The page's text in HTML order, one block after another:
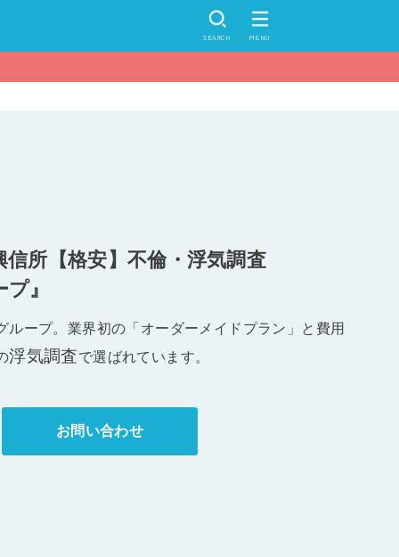
SEARCH MENU
信所【格安】不倫・浮気調査
』
ループ。業界初の「オーダーメイドプラン」と費用
浮気調査で選ばれています。
お問い合わせ